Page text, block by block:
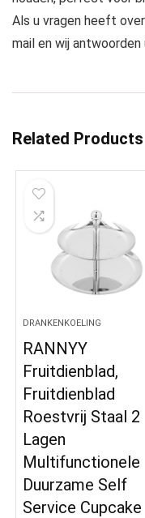
Als u vragen heeft
mail en wij antwoorden
Related Products
DRANKENKOELING
RANNYY
Fruitdienblad,
Fruitdienblad
Roestvrij Staal 2
Lagen
Multifunctionele
Duurzame Self
Service Cupcake